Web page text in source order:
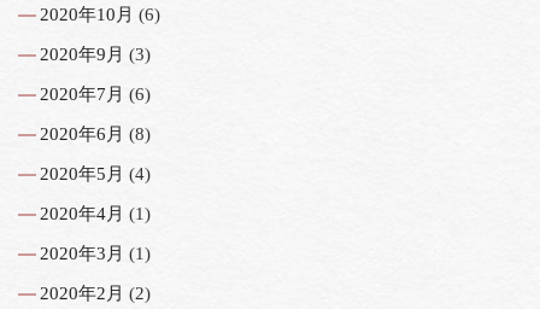
2020年10月 (6)
2020年9月 (3)
2020年7月 (6)
2020年6月 (8)
2020年5月 (4)
2020年4月 (1)
2020年3月 (1)
2020年2月 (2)